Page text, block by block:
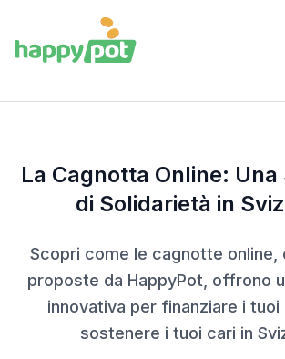
La Cagnotta Online: Una
di Solidarietà in
Scopri come le cagnotte online,
proposte da HappyPot, offrono
innovativa per finanziare i
sostenere i tuoi cari in